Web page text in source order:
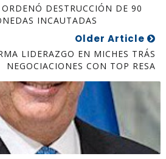
DESTRUCCIÓN DE 90
INCAUTADAS
Older Article
LIDERAZGO EN MICHES TRÁS
NEGOCIACIONES CON TOP RESA